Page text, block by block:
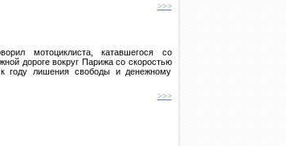
>>>
мотоциклиста, катавшегося со
дороге вокруг Парижа со скоростью
году лишения свободы и денежному
>>>